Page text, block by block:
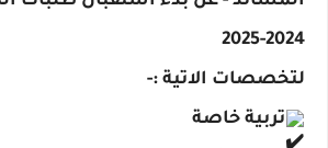
2024-2025
لتخصصات الاتية :-
تربية خاصة